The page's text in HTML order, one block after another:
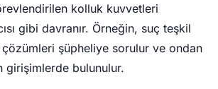
kolluk kuvvetleri
gibi davranır. Örneğin, suç teşkil
şüpheliye sorulur ve ondan
girişimlerde bulunulur.